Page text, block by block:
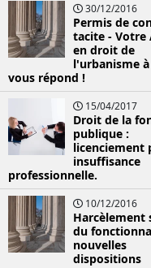
30/12/2016
Permis de
tacite - Votre
en droit de
l'urbanisme
vous répond !
15/04/2017
Droit de la
publique :
licenciement
insuffisance
professionnelle.
10/12/2016
Harcèlement
du
nouvelles
dispositions